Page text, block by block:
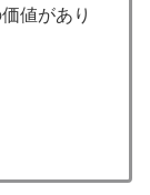
値があり